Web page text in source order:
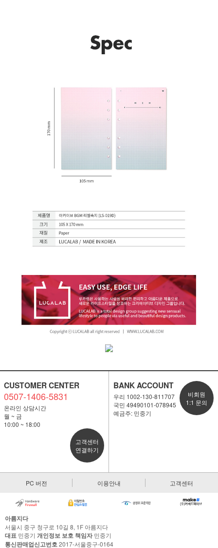
CUSTOMER CENTER
0507-1406-5831
온라인 상담시간
월 ~ 금
10:00 ~ 18:00
고객센터
연결하기
BANK ACCOUNT
우리 1002-130-811707
국민 49490101-078945
예금주: 민중기
비회원
1:1 문의
PC 버전 이용안내 고객센터
아름지다
서울시 중구 청구로 10길 8, 1F 아름지다
대표 민중기 개인정보 보호 책임자민중기
통신판매업신고번호2017-서울중구-0164